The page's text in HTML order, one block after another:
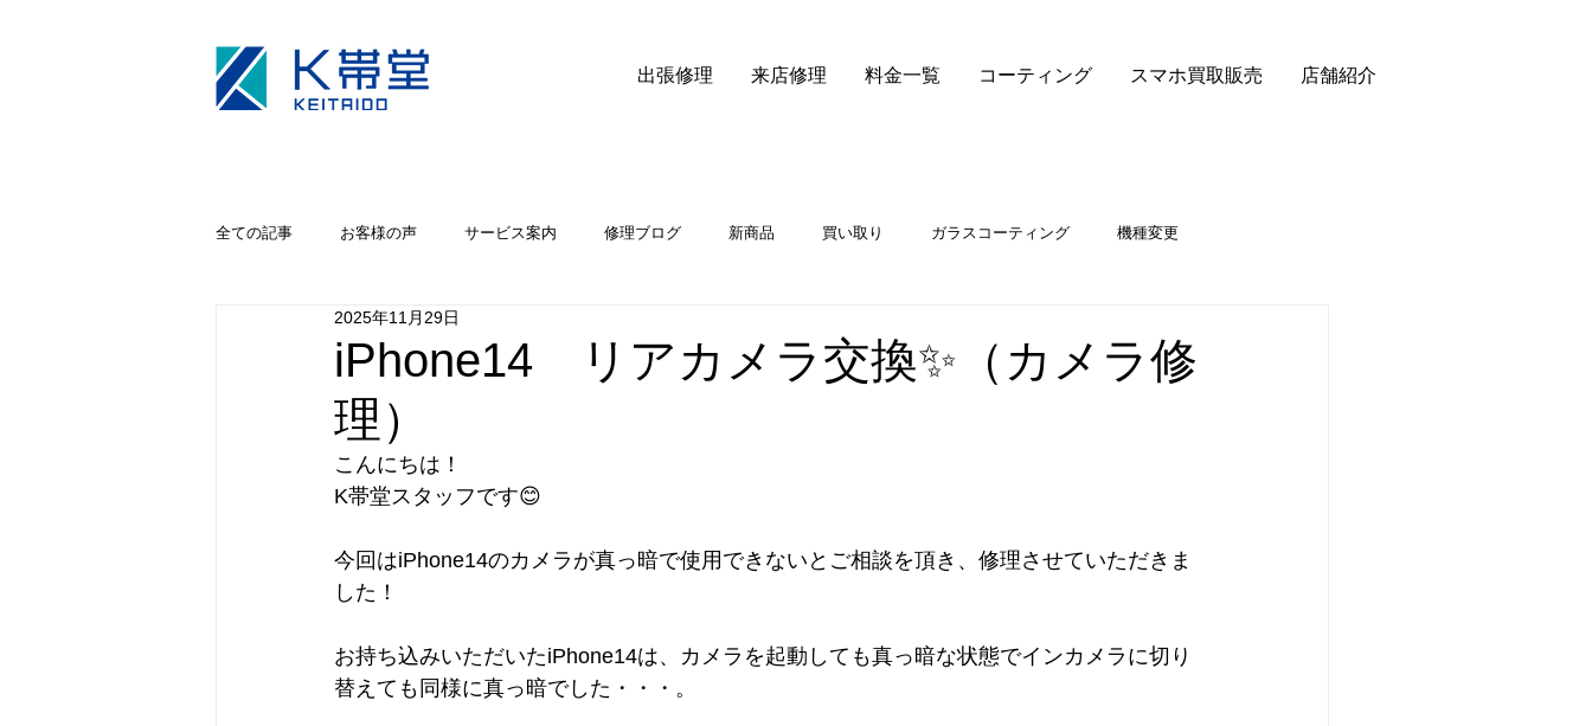
出張修理 来店修理 料金一覧 コーティング スマホ買取販売 店舗紹介
全ての記事 お客様の声 サービス案内 修理ブログ 新商品 買い取り ガラスコーティング 機種変更
キャンペーン iPhoneカメラ修理
iPhone14 リアカメラ交換✨（カメラ修
理）
2025年11月29日
こんにちは！
K帯堂スタッフです😊
今回はiPhone14のカメラが真っ暗で使用できないとご相談を頂き、修理させていただきま
した！
お持ち込みいただいたiPhone14は、カメラを起動しても真っ暗な状態でインカメラに切り
替えても同様に真っ暗でした・・・。